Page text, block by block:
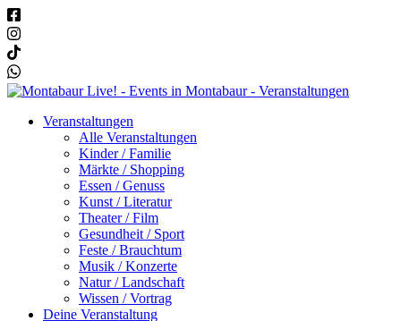
Veranstaltungen
Alle Veranstaltungen
Kinder / Familie
Märkte / Shopping
Essen / Genuss
Kunst / Literatur
Theater / Film
Gesundheit / Sport
Feste / Brauchtum
Musik / Konzerte
Natur / Landschaft
Wissen / Vortrag
Deine Veranstaltung